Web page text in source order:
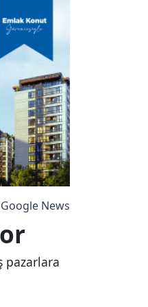
Google News
pazarlara